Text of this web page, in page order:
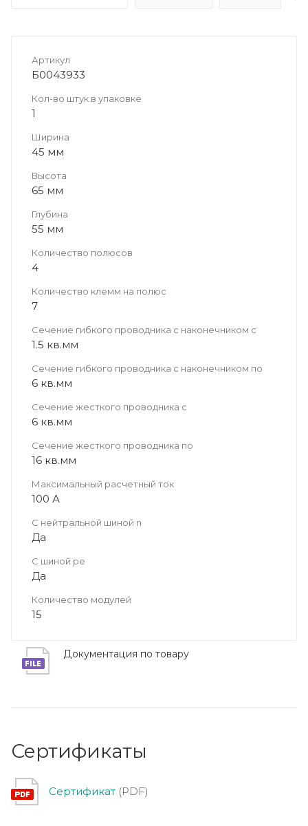
Артикул
Б0043933
Кол-во штук в упаковке
1
Ширина
45 мм
Высота
65 мм
Глубина
55 мм
Количество полюсов
4
Количество клемм на полюс
7
Сечение гибкого проводника с наконечником с
1.5 кв.мм
Сечение гибкого проводника с наконечником по
6 кв.мм
Сечение жесткого проводника с
6 кв.мм
Сечение жесткого проводника по
16 кв.мм
Максимальный расчетный ток
100 А
С нейтральной шиной n
Да
С шиной pe
Да
Количество модулей
15
Документация по товару
Сертификаты
Сертификат (PDF)